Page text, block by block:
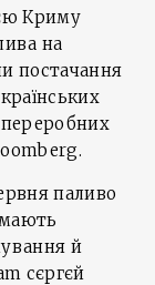
Криму
на
постачання
паливо
й
сєргєй